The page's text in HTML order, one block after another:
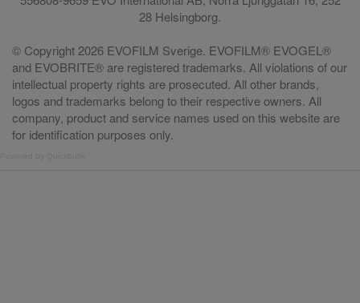
28 Helsingborg.
© Copyright 2026 EVOFILM Sverige. EVOFILM® EVOGEL®
and EVOBRITE® are registered trademarks. All violations of our
intellectual property rights are prosecuted. All other brands,
logos and trademarks belong to their respective owners. All
company, product and service names used on this website are
for identification purposes only.